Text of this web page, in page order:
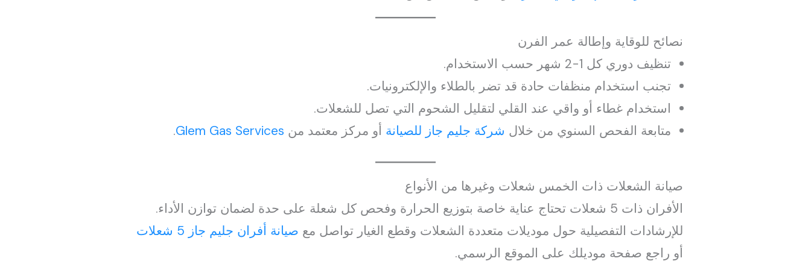
نصائح للوقاية وإطالة عمر الفرن
تنظيف دوري كل 1-2 شهر حسب الاستخدام.
تجنب استخدام منظفات حادة قد تضر بالطلاء والإلكترونيات.
استخدام غطاء أو واقي عند القلي لتقليل الشحوم التي تصل للشعلات.
متابعة الفحص السنوي من خلال شركة جليم جاز للصيانة أو مركز معتمد من Glem Gas Services
.
صيانة الشعلات ذات الخمس شعلات وغيرها من الأنواع
الأفران ذات 5 شعلات تحتاج عناية خاصة بتوزيع الحرارة وفحص كل شعلة على حدة لضمان توازن الأداء.
للإرشادات التفصيلية حول موديلات متعددة الشعلات وقطع الغيار تواصل مع صيانة أفران جليم جاز 5 شعلات
أو راجع صفحة موديلك على الموقع الرسمي.